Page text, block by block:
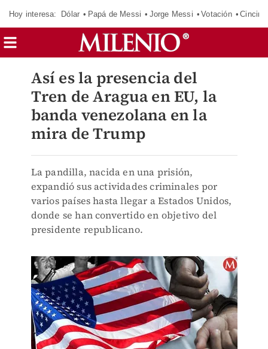
Hoy interesa: Dólar Papá de Messi Jorge Messi Votación
Así es la presencia del
Tren de Aragua en EU, la
banda venezolana en la
mira de Trump
La pandilla, nacida en una prisión,
expandió sus actividades criminales por
varios países hasta llegar a Estados Unidos,
donde se han convertido en objetivo del
presidente republicano.